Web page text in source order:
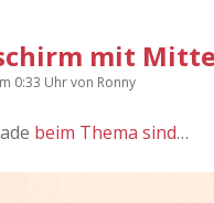
mit
0:33 Uhrvon Ronny
beim Thema sind…